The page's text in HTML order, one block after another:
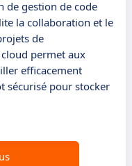
de gestion de code
la collaboration et le
de
permet aux
efficacement
sécurisé pour stocker